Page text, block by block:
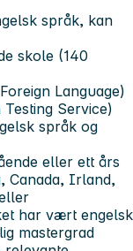
språk, kan
skole (140
Language)
Service)
språk og
eller ett års
Canada, Irland,
har vært engelsk
mastergrad